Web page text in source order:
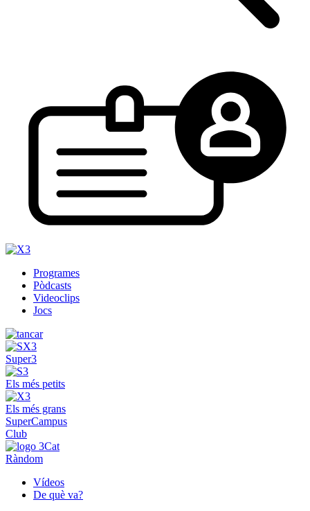
Programes
Pòdcasts
Videoclips
Jocs
Super3
Els més petits
Els més grans
SuperCampus
Club
Ràndom
Vídeos
De què va?